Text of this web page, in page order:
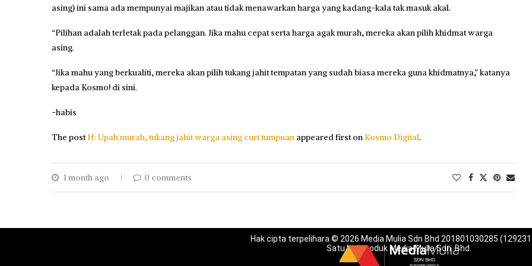
asing) ini sama ada mempunyai majikan atau tidak menawarkan harga yang kadang-kala tak masuk akal.
“Pilihan adalah terletak pada pelanggan. Jika mahu cepat serta harga agak murah, mereka akan pilih khidmat warga
asing.
“Jika mahu yang berkualiti, mereka akan pilih tukang jahit tempatan yang sudah biasa mereka guna khidmatnya,” katanya
kepada Kosmo! di sini.
-habis
The postH: Upah murah, tukang jahit warga asing curi tumpuan appeared first on Kosmo Digital.
1 month ago 0 comments
Hak cipta terpelihara © 2026 Media Mulia Sdn Bhd 201801030285
Satu lagi produk Media Mulia Sdn. Bhd.